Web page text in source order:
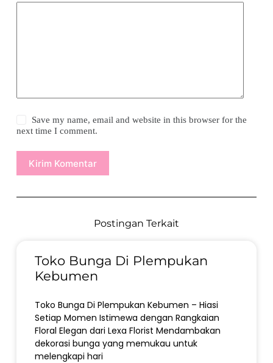
Save my name, email and website in this browser for the
next time I comment.
Kirim Komentar
Postingan Terkait
Toko Bunga Di Plempukan
Kebumen
Toko Bunga Di Plempukan Kebumen – Hiasi
Setiap Momen Istimewa dengan Rangkaian
Floral Elegan dari Lexa Florist Mendambakan
dekorasi bunga yang memukau untuk
melengkapi hari